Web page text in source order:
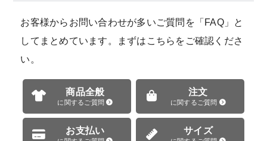
お客様からお問い合わせが多いご質問を「FAQ」と
してまとめています。まずはこちらをご確認くださ
い。
商品全般
に関するご質問
注文
に関するご質問
お支払い サイズ